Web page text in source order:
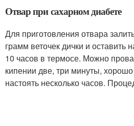
Отвар при сахарном диабете
Для приготовления отвара
грамм веточек дички и оставить
10 часов в термосе. Можно
кипении две, три минуты, хорошо
настоять несколько часов.